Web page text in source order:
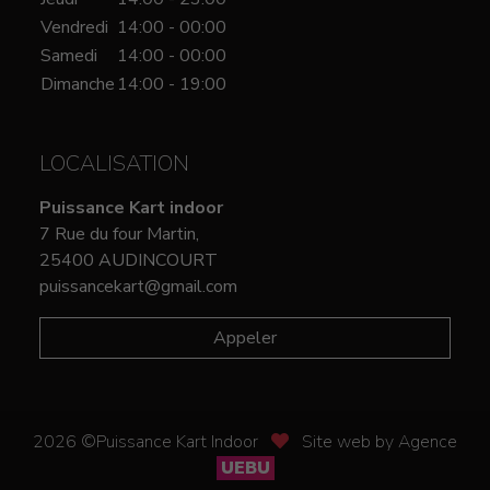
Vendredi 14:00 - 00:00
Samedi
14:00 - 00:00
Dimanche 14:00 - 19:00
LOCALISATION
Puissance Kart indoor
7 Rue du four Martin,
25400 AUDINCOURT
puissancekart@gmail.com
Appeler
2026 ©Puissance Kart Indoor
Site web by Agence
UEBU